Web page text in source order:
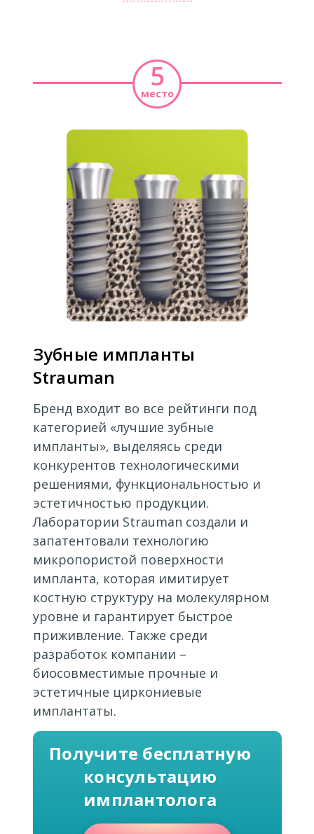
5
место
Зубные импланты
Strauman
Бренд входит во все рейтинги под
категорией «лучшие зубные
импланты», выделяясь среди
конкурентов технологическими
решениями, функциональностью и
эстетичностью продукции.
Лаборатории Strauman создали и
запатентовали технологию
микропористой поверхности
импланта, которая имитирует
костную структуру на молекулярном
уровне и гарантирует быстрое
приживление. Также среди
разработок компании –
биосовместимые прочные и
эстетичные циркониевые
имплантаты.
Получите бесплатную
консультацию
имплантолога